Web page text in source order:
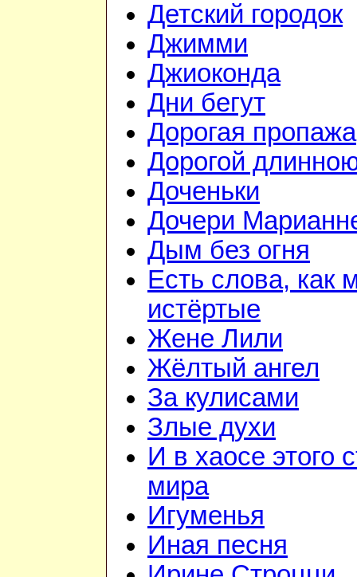
Детский городок
Джимми
Джиоконда
Дни бегут
Дорогая пропажа
Дорогой
Доченьки
Дочери
Дым без огня
Есть слова, как
истёртые
Жене Лили
Жёлтый ангел
За кулисами
Злые духи
И в хаосе этого
мира
Игуменья
Иная песня